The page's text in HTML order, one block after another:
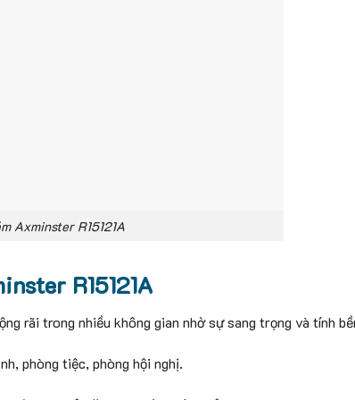
Axminster R15121A
R15121A
rãi trong nhiều không gian nhờ sự sang trọng và tính
phòng tiệc, phòng hội nghị.